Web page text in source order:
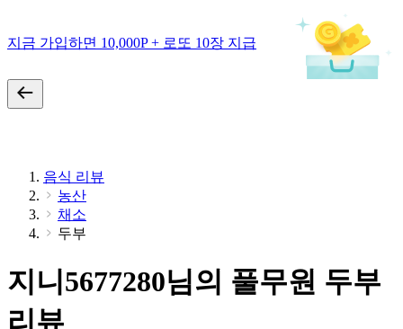
지금 가입하면 10,000P + 로또 10장 지급
음식 리뷰
농산
채소
두부
지니5677280님의 풀무원 두부
리뷰